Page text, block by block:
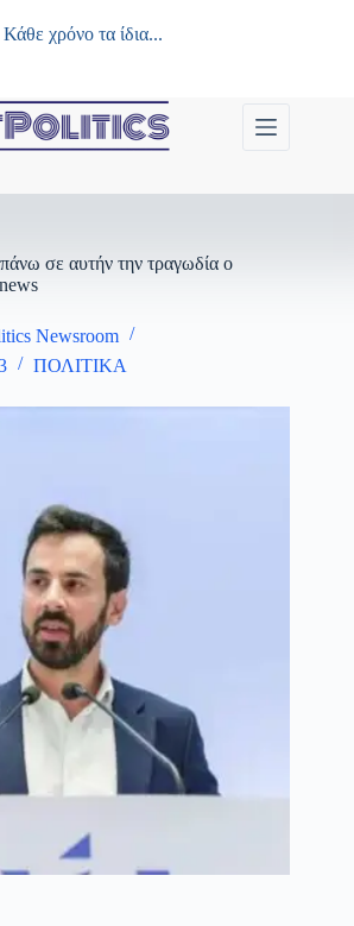
Κάθε χρόνο τα ίδια...
σε αυτήν την τραγωδία ο
Newsroom
ΠΟΛΙΤΙΚΑ